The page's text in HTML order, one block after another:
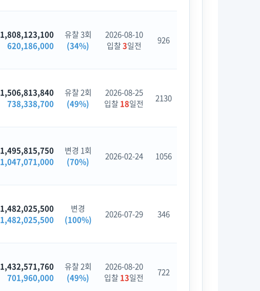
1,808,123,100
620,186,000
유찰 3회
(34%)
2026-08-10
입찰3일전 926
1,506,813,840
738,338,700
유찰 2회
(49%)
2026-08-25
입찰18일전 2130
1,495,815,750
1,047,071,000
변경 1회
(70%)
2026-02-24 1056
1,482,025,500
1,482,025,500
변경
(100%)
2026-07-29 346
1,432,571,760
701,960,000
유찰 2회
(49%)
2026-08-20
입찰13일전 722